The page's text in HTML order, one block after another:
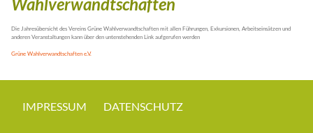
Wahlverwandtschaften
Die Jahresübersicht des Vereins Grüne Wahlverwandtschaften mit allen Führungen, Exkursionen, Arbeitseinsätzen und
anderen Veranstaltungen kann über den untenstehenden Link aufgerufen werden
Grüne Wahlverwandtschaften e.V.
IMPRESSUM DATENSCHUTZ